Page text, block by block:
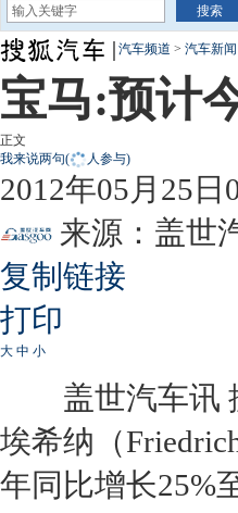
汽车频道 > 汽车新闻
宝马:预计
正文
我来说两句( 人参与)
2012年05月25日
来源： 盖世
复制链接
打印
大 中 小
盖世汽车讯
埃希纳（
年同比增长25%